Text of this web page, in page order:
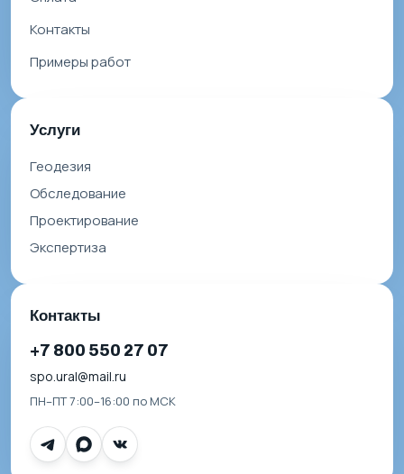
Контакты
Примеры работ
Услуги
Геодезия
Обследование
Проектирование
Экспертиза
Контакты
+7 800 550 27 07
spo.ural@mail.ru
ПН–ПТ 7:00–16:00 по МСК